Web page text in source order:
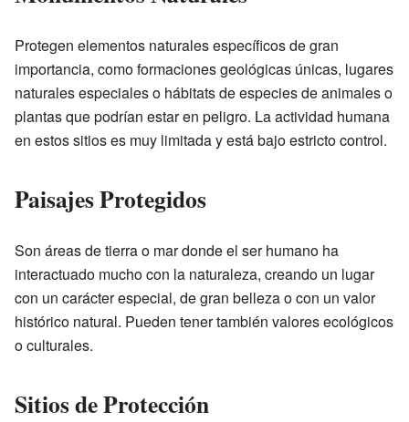
Protegen elementos naturales específicos de gran
importancia, como formaciones geológicas únicas, lugares
naturales especiales o hábitats de especies de animales o
plantas que podrían estar en peligro. La actividad humana
en estos sitios es muy limitada y está bajo estricto control.
Paisajes Protegidos
Son áreas de tierra o mar donde el ser humano ha
interactuado mucho con la naturaleza, creando un lugar
con un carácter especial, de gran belleza o con un valor
histórico natural. Pueden tener también valores ecológicos
o culturales.
Sitios de Protección